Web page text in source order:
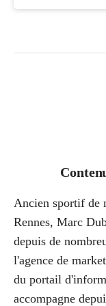
Ancien sportif de
Rennes, Marc
depuis de
l'agence de
du portail
accompagne